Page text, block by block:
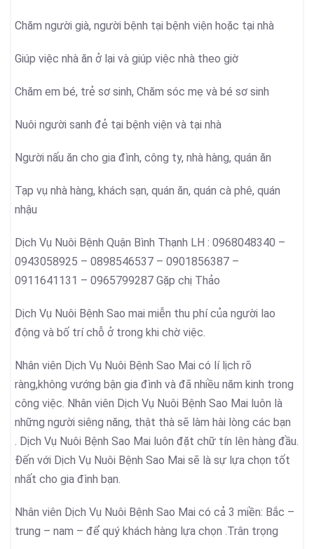
Chăm người già, người bệnh tại bệnh viện hoặc tại nhà
Giúp việc nhà ăn ở lại và giúp việc nhà theo giờ
Chăm em bé, trẻ sơ sinh, Chăm sóc mẹ và bé sơ sinh
Nuôi người sanh đẻ tại bệnh viện và tại nhà
Người nấu ăn cho gia đình, công ty, nhà hàng, quán ăn
Tạp vụ nhà hàng, khách sạn, quán ăn, quán cà phê, quán
nhậu
Dịch Vụ Nuôi Bệnh Quận Bình Thạnh LH : 0968048340 –
0943058925 – 0898546537 – 0901856387 –
0911641131 – 0965799287 Gặp chị Thảo
Dịch Vụ Nuôi Bệnh Sao mai miễn thu phí của người lao
động và bố trí chỗ ở trong khi chờ việc.
Nhân viên Dịch Vụ Nuôi Bệnh Sao Mai có lí lịch rõ
ràng,không vướng bận gia đình và đã nhiều năm kinh trong
công việc. Nhân viên Dịch Vụ Nuôi Bệnh Sao Mai luôn là
những người siêng năng, thật thà sẽ làm hài lòng các bạn
. Dịch Vụ Nuôi Bệnh Sao Mai luôn đặt chữ tín lên hàng đầu.
Đến với Dịch Vụ Nuôi Bệnh Sao Mai sẽ là sự lựa chọn tốt
nhất cho gia đình bạn.
Nhân viên Dịch Vụ Nuôi Bệnh Sao Mai có cả 3 miền: Bắc –
trung – nam – để quý khách hàng lựa chọn .Trân trọng